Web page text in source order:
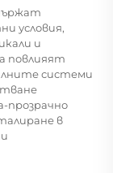
условия,
и
повлияят
системи
в